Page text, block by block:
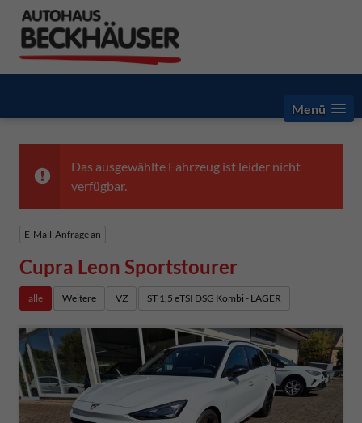
Menü
Das ausgewählte Fahrzeug ist leider nicht
verfügbar.
E-Mail-Anfrage an
Cupra Leon Sportstourer
alle Weitere VZ ST 1,5 eTSI DSG Kombi - LAGER